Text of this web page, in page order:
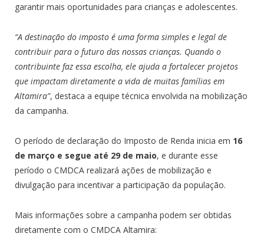
garantir mais oportunidades para crianças e adolescentes.
“A destinação do imposto é uma forma simples e legal de
contribuir para o futuro das nossas crianças. Quando o
contribuinte faz essa escolha, ele ajuda a fortalecer projetos
que impactam diretamente a vida de muitas famílias em
Altamira”, destaca a equipe técnica envolvida na mobilização
da campanha.
O período de declaração do Imposto de Renda inicia em 16
de março e segue até 29 de maio, e durante esse
período o CMDCA realizará ações de mobilização e
divulgação para incentivar a participação da população.
Mais informações sobre a campanha podem ser obtidas
diretamente com o CMDCA Altamira: